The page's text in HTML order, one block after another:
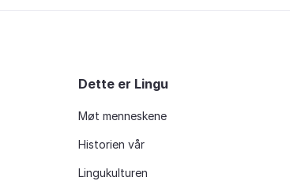
Dette er Lingu
Møt menneskene
Historien vår
Lingukulturen